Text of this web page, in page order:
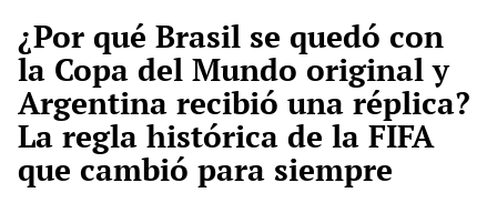
¿Por qué Brasil se quedó con
la Copa del Mundo original y
Argentina recibió una réplica?
La regla histórica de la FIFA
que cambió para siempre